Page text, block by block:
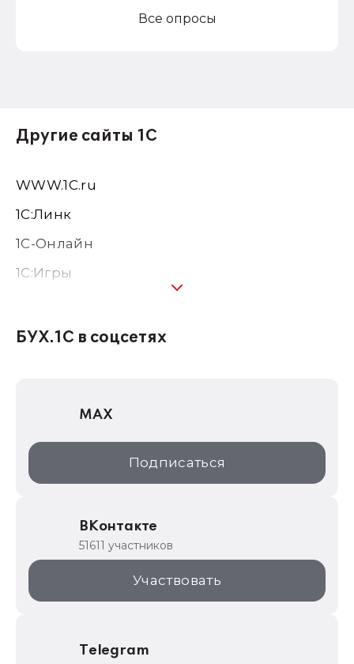
Все опросы
Другие сайты 1С
WWW.1С.ru
1С:Линк
1С-Онлайн
1C:Игры
1С:Консалтинг
1С:Дистрибьюция
1С:Образование
ИТС.1C.ru
1С:Торговая площадка
БУХ.1С в соцсетях
MAX
Подписаться
ВКонтакте
51611 участников
Участвовать
Telegram